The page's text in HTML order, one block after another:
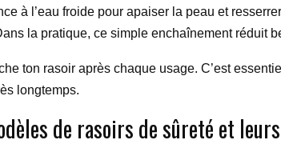
à l’eau froide pour apaiser la peau et
la pratique, ce simple enchaînement réduit
ton rasoir après chaque usage. C’est
longtemps.
de rasoirs de sûreté et